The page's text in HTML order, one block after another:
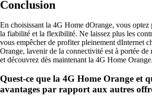
Conclusion
En choisissant la 4G Home dOrange, vous optez
la fiabilité et la flexibilité. Ne laissez plus les
vous empêcher de profiter pleinement dInternet
Orange, lavenir de la connectivité est à portée de
et découvrez dès maintenant la 4G Home Orange.
Quest-ce que la 4G Home Orange et
avantages par rapport aux autres